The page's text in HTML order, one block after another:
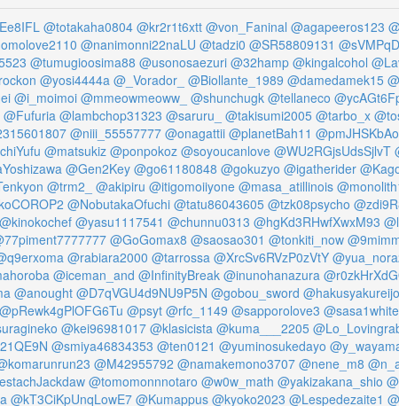
@totakaha0804 @kr2r1t6xtt @von_Faninal @agapeeros123
@nanimonni22naLU @tadzi0 @SR58809131
@tumugioosima88 @usonosaezuri @32hamp @kingalcohol
@yosi4444a @_Vorador_ @Biollante_1989 @damedamek15
@i_moimoi @mmeowmeoww_ @shunchugk @tellaneco
@Fufuria @lambchop31323 @saruru_ @takisumi2005 @tarbo_x
@niii_55557777 @onagattii @planetBah11
@matsukiz @ponpokoz @soyoucanlove @WU2RGjsUdsSjlvT
@Gen2Key @go61180848 @gokuzyo @igatherider
@trm2_ @akipiru @itigomoiiyone @masa_atillinois
@NobutakaOfuchi @tatu86043605 @tzk08psycho
@kinokochef @yasu1117541 @chunnu0313 @hgKd3RHwfXwxM93
@GoGomax8 @saosao301 @tonkiti_now
@rabiara2000 @tarrossa @XrcSv6RVzP0zVtY
@iceman_and @InfinityBreak @inunohanazura
@anought @D7qVGU4d9NU9P5N @gobou_sword
@pRewk4gPlOFG6Tu @psyt @rfc_1149 @sapporolove3
@kei96981017 @klasicista @kuma___2205
@smiya46834353 @ten0121 @yuminosukedayo
@M42955792 @namakemono3707 @nene_m8
@tomomonnnotaro @w0w_math @yakizakana_shio
@kT3CiKpUnqLowE7 @Kumappus @kyoko2023 @Lespedezaite1